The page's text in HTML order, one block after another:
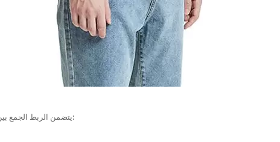
يتضمن الربط الجمع بين أقمشة أو ألوان أو مواد مختلفة في ثوب واحد. الاعتبارات الرئيسية: